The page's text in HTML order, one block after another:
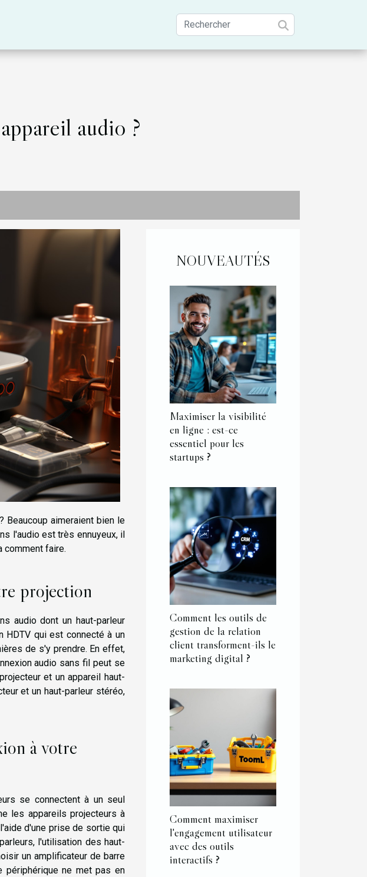
audio ?
Beaucoup aimeraient bien le
l'audio est très ennuyeux, il
comment faire.
projection
audio dont un haut-parleur
HDTV qui est connecté à un
de s'y prendre. En effet,
audio sans fil peut se
et un appareil haut-
et un haut-parleur stéréo,
à votre
se connectent à un seul
les appareils projecteurs à
d'une prise de sortie qui
l'utilisation des haut-
un amplificateur de barre
périphérique ne met pas en
NOUVEAUTÉS
Maximiser la visibilité
en ligne : est-ce
essentiel pour les
startups ?
Comment les outils de
gestion de la relation
client transforment-ils le
marketing digital ?
Comment maximiser
l'engagement utilisateur
avec des outils
interactifs ?